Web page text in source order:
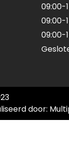
09:00-
09:00-
09:00-
door: